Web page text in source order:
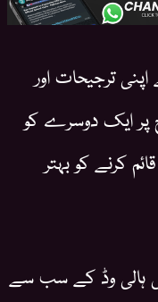
ترجیحات اور
ایک دوسرے کو
کرنے کو بہتر
ہالی وڈ کے سب سے